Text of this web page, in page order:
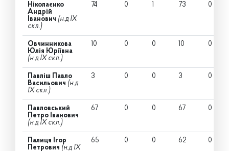
Ніколаєнко
Андрій
Іванович (н.д IX
скл.)
74 0 1 73 0
Овчинникова
Юлія Юріївна
(н.д IX скл.)
10 0 0 10 0
Павліш Павло
Васильович (н.д
IX скл.)
3 0 0 3 0
Павловський
Петро Іванович
(н.д IX скл.)
67 0 0 67 0
Палиця Ігор
Петрович (н.д IX
65 0 0 62 0